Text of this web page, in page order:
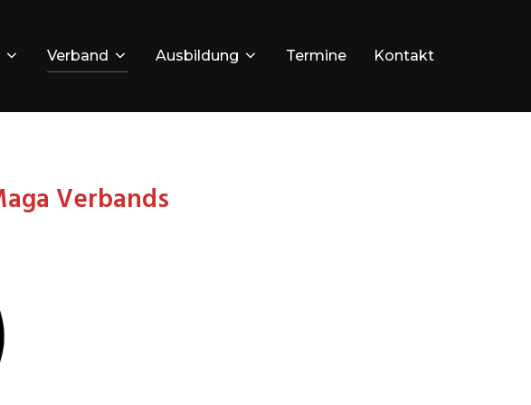
Verband Ausbildung Termine Kontakt
Verbands